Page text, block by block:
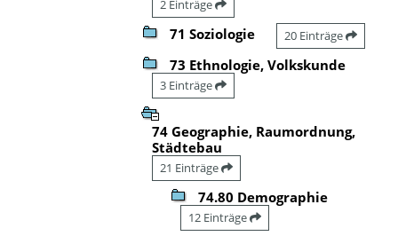
2 Einträge
71 Soziologie 20 Einträge
73 Ethnologie, Volkskunde
3 Einträge
74 Geographie, Raumordnung,
Städtebau
21 Einträge
74.80 Demographie
12 Einträge